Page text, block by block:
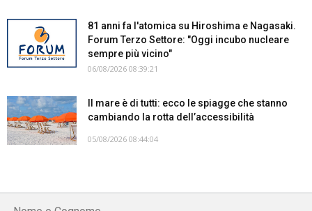
81 anni fa l'atomica su Hiroshima e Nagasaki.
Forum Terzo Settore: "Oggi incubo nucleare
sempre più vicino"
06/08/2026 08:39:21
Il mare è di tutti: ecco le spiagge che stanno
cambiando la rotta dell’accessibilità
05/08/2026 08:44:04